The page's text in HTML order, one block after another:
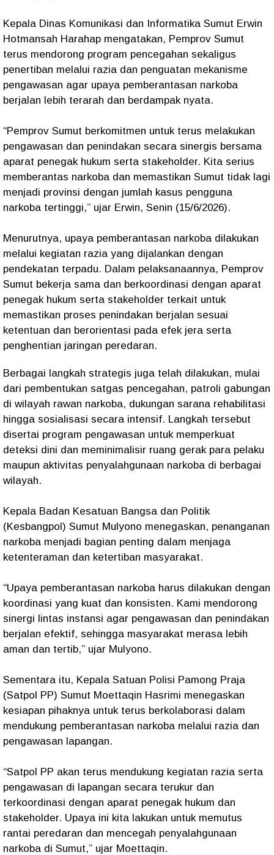
Kepala Dinas Komunikasi dan Informatika Sumut Erwin
Hotmansah Harahap mengatakan, Pemprov Sumut
terus mendorong program pencegahan sekaligus
penertiban melalui razia dan penguatan mekanisme
pengawasan agar upaya pemberantasan narkoba
berjalan lebih terarah dan berdampak nyata.
“Pemprov Sumut berkomitmen untuk terus melakukan
pengawasan dan penindakan secara sinergis bersama
aparat penegak hukum serta stakeholder. Kita serius
memberantas narkoba dan memastikan Sumut tidak lagi
menjadi provinsi dengan jumlah kasus pengguna
narkoba tertinggi,” ujar Erwin, Senin (15/6/2026).
Menurutnya, upaya pemberantasan narkoba dilakukan
melalui kegiatan razia yang dijalankan dengan
pendekatan terpadu. Dalam pelaksanaannya, Pemprov
Sumut bekerja sama dan berkoordinasi dengan aparat
penegak hukum serta stakeholder terkait untuk
memastikan proses penindakan berjalan sesuai
ketentuan dan berorientasi pada efek jera serta
penghentian jaringan peredaran.
Berbagai langkah strategis juga telah dilakukan, mulai
dari pembentukan satgas pencegahan, patroli gabungan
di wilayah rawan narkoba, dukungan sarana rehabilitasi
hingga sosialisasi secara intensif. Langkah tersebut
disertai program pengawasan untuk memperkuat
deteksi dini dan meminimalisir ruang gerak para pelaku
maupun aktivitas penyalahgunaan narkoba di berbagai
wilayah.
Kepala Badan Kesatuan Bangsa dan Politik
(Kesbangpol) Sumut Mulyono menegaskan, penanganan
narkoba menjadi bagian penting dalam menjaga
ketenteraman dan ketertiban masyarakat.
“Upaya pemberantasan narkoba harus dilakukan dengan
koordinasi yang kuat dan konsisten. Kami mendorong
sinergi lintas instansi agar pengawasan dan penindakan
berjalan efektif, sehingga masyarakat merasa lebih
aman dan tertib,” ujar Mulyono.
Sementara itu, Kepala Satuan Polisi Pamong Praja
(Satpol PP) Sumut Moettaqin Hasrimi menegaskan
kesiapan pihaknya untuk terus berkolaborasi dalam
mendukung pemberantasan narkoba melalui razia dan
pengawasan lapangan.
“Satpol PP akan terus mendukung kegiatan razia serta
pengawasan di lapangan secara terukur dan
terkoordinasi dengan aparat penegak hukum dan
stakeholder. Upaya ini kita lakukan untuk memutus
rantai peredaran dan mencegah penyalahgunaan
narkoba di Sumut,” ujar Moettaqin.